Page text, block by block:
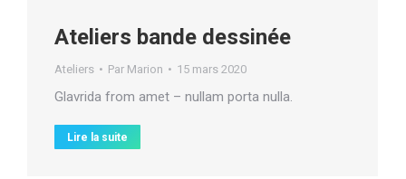
Ateliers bande dessinée
Ateliers Par Marion 15 mars 2020
Glavrida from amet – nullam porta nulla.
Lire la suite